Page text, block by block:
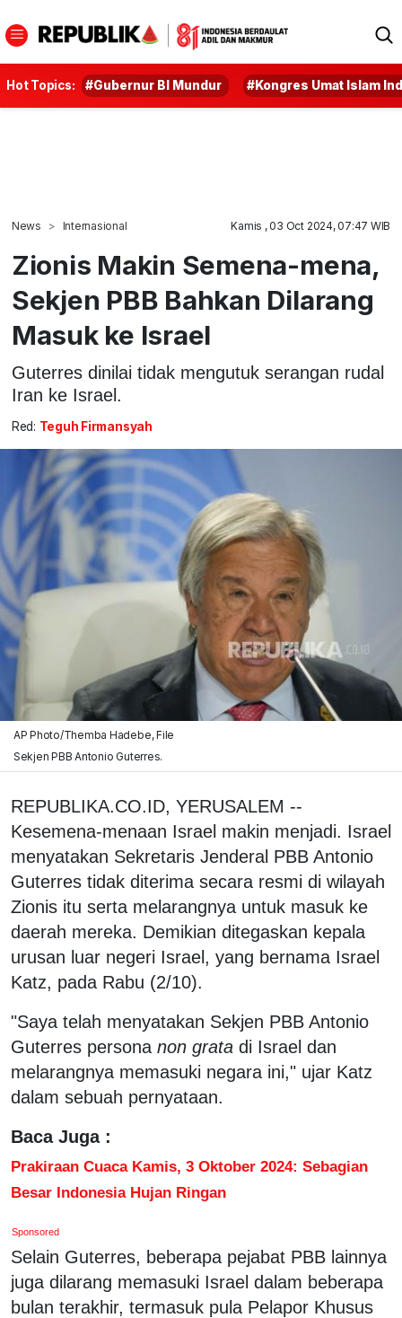
Hot Topics: #Gubernur BI Mundur #Kongres Umat Islam
News Internasional Kamis , 03 Oct 2024, 07:47 WIB
Zionis Makin Semena-mena,
Sekjen PBB Bahkan Dilarang
Masuk ke Israel
Guterres dinilai tidak mengutuk serangan rudal
Iran ke Israel.
Red: Teguh Firmansyah
AP Photo/Themba Hadebe, File
Sekjen PBB Antonio Guterres.
REPUBLIKA.CO.ID, YERUSALEM --
Kesemena-menaan Israel makin menjadi. Israel
menyatakan Sekretaris Jenderal PBB Antonio
Guterres tidak diterima secara resmi di wilayah
Zionis itu serta melarangnya untuk masuk ke
daerah mereka. Demikian ditegaskan kepala
urusan luar negeri Israel, yang bernama Israel
Katz, pada Rabu (2/10).
"Saya telah menyatakan Sekjen PBB Antonio
Guterres persona non grata di Israel dan
melarangnya memasuki negara ini," ujar Katz
dalam sebuah pernyataan.
Baca Juga :
Prakiraan Cuaca Kamis, 3 Oktober 2024: Sebagian
Besar Indonesia Hujan Ringan
Sponsored
Selain Guterres, beberapa pejabat PBB lainnya
juga dilarang memasuki Israel dalam beberapa
bulan terakhir, termasuk pula Pelapor Khusus